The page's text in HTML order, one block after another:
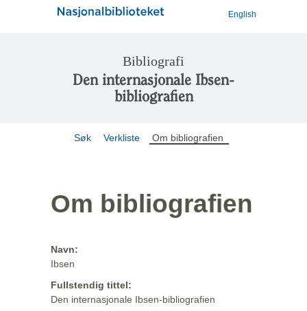
English
Bibliografi
Den internasjonale Ibsen-
bibliografien
Søk Verkliste Om bibliografien
Om bibliografien
Navn:
Ibsen
Fullstendig tittel:
Den internasjonale Ibsen-bibliografien